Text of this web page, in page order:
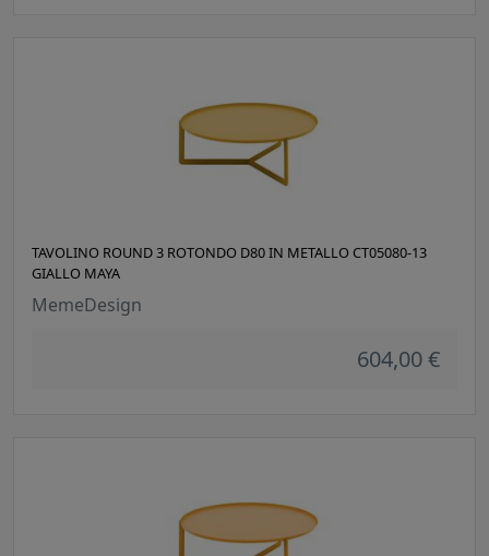
TAVOLINO ROUND 3 ROTONDO D80 IN METALLO CT05080-13
GIALLO MAYA
MemeDesign
604,00 €